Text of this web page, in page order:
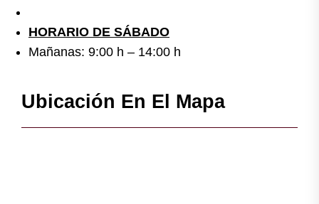
HORARIO DE SÁBADO
Mañanas: 9:00 h – 14:00 h
Ubicación En El Mapa